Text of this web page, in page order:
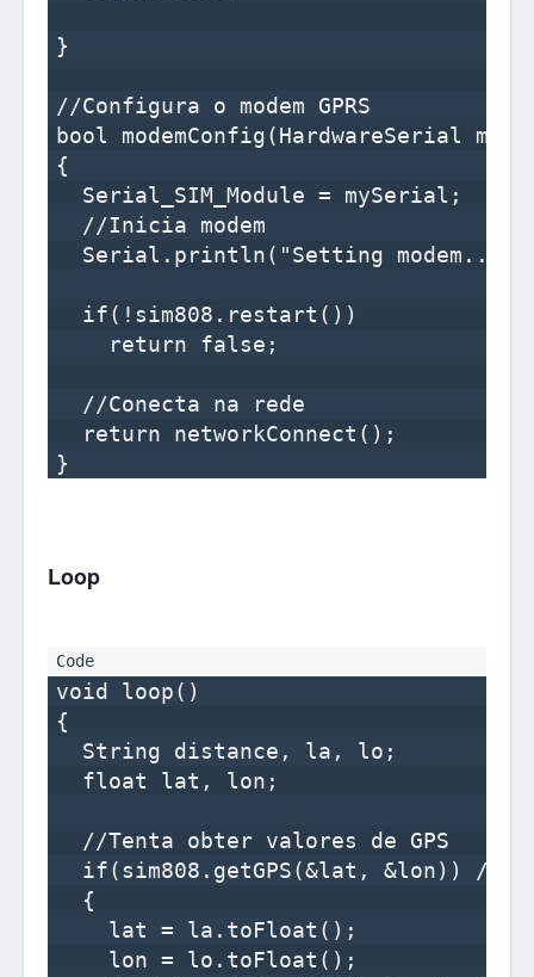
}
//Configura o modem GPRS
bool modemConfig(HardwareSerial
{
  Serial_SIM_Module = mySerial;
  //Inicia modem
Serial.println("Setting
  if(!sim808.restart())
    return false;
  //Conecta na rede
  return networkConnect();
Loop
void loop()
{
  String distance, la, lo;
  float lat, lon;
  //Tenta obter valores de GPS
if(sim808.getGPS(&lat, &lon)) //
  {
    lat = la.toFloat();
    lon = lo.toFloat();